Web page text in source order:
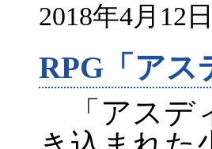
2018年4月12
RPG「アス
「アスデ